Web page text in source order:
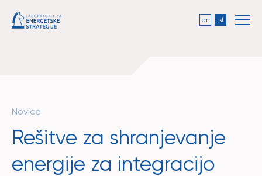
en sl
Novice
Rešitve za shranjevanje
energije za integracijo